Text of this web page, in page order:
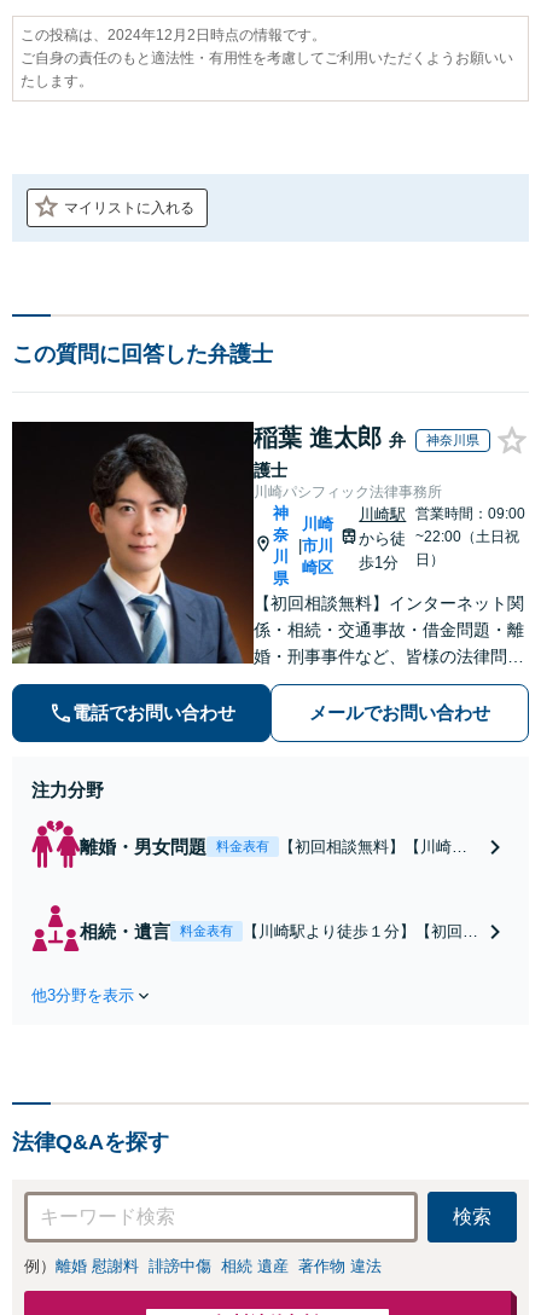
この投稿は、2024年12月2日時点の情報です。
ご自身の責任のもと適法性・有用性を考慮してご利用いただくようお願いい
たします。
マイリストに入れる
この質問に回答した弁護士
稲葉 進太郎 弁
護士
神奈川県
川崎パシフィック法律事務所
神
奈
川
県
川崎
市川
崎区
川崎駅
から徒
歩1分
営業時間：09:00
~22:00（土日祝
日）
【初回相談無料】インターネット関
係・相続・交通事故・借金問題・離
婚・刑事事件など、皆様の法律問題
を解決すべく、親身になって取り組
みます。クチコミ・リピーターの方
も多数。お気軽にお問い合わせ下さ
電話でお問い合わせ メールでお問い合わせ
注力分野
離婚・男女問題 料金表有
【初回相談無料】【川崎駅
割・婚姻費用・養育費・財
相続・遺言 料金表有
【川崎駅より徒歩１分】【初回相
他3分野を表示
法律Q&Aを探す
検索
例） 離婚 慰謝料 誹謗中傷 相続 遺産 著作物 違法